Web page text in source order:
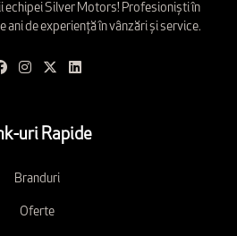
echipei Silver Motors! Profesioniști în
ani de experiență în vânzări și service.
uri Rapide
Branduri
Oferte